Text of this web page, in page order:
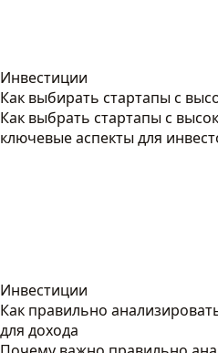
Инвестиции
Как выбирать стартапы с
Как выбрать стартапы с
ключевые аспекты для
Инвестиции
Как правильно
для дохода